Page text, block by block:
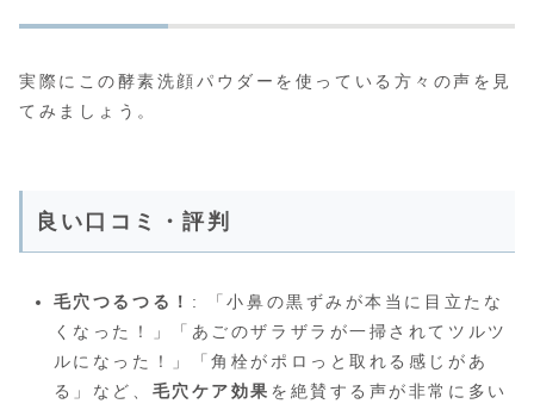
実際にこの酵素洗顔パウダーを使っている方々の声を見
てみましょう。
良い口コミ・評判
毛穴つるつる！ : 「小鼻の黒ずみが本当に目立たな
くなった！」「あごのザラザラが一掃されてツルツ
ルになった！」「角栓がポロっと取れる感じがあ
る」など、 毛穴ケア効果 を絶賛する声が非常に多い